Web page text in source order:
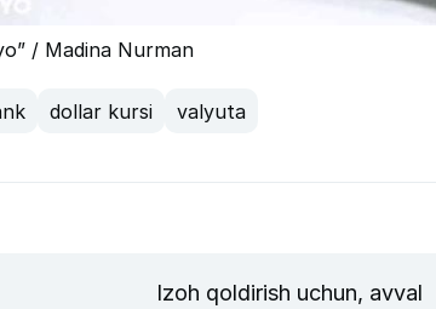
/ Madina Nurman
dollar kursi valyuta
Izoh qoldirish uchun, avval